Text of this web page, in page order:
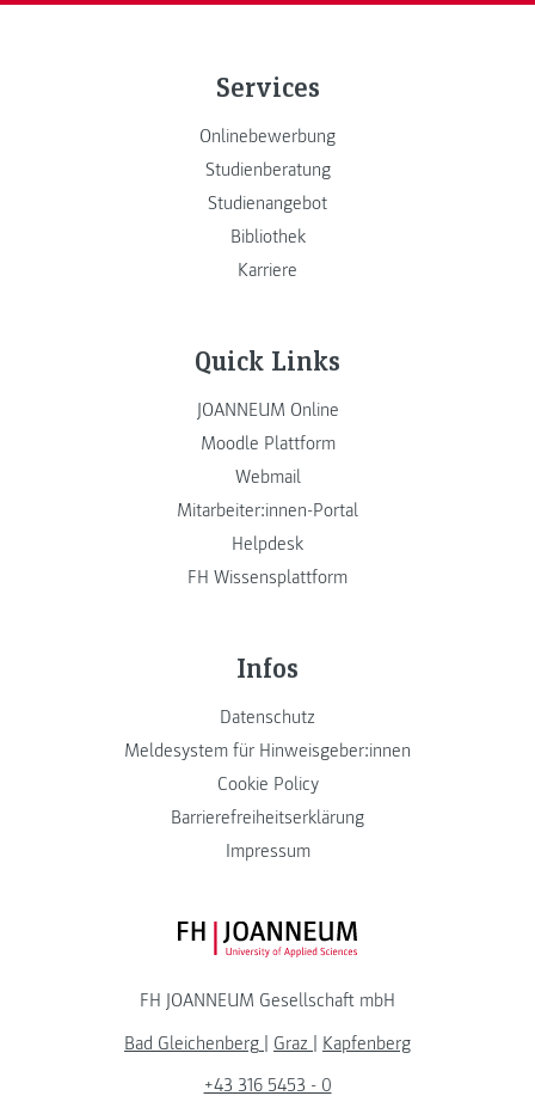
Services
Onlinebewerbung
Studienberatung
Studienangebot
Bibliothek
Karriere
Quick Links
JOANNEUM Online
Moodle Plattform
Webmail
Mitarbeiter:innen-Portal
Helpdesk
FH Wissensplattform
Infos
Datenschutz
Meldesystem für Hinweisgeber:innen
Cookie Policy
Barrierefreiheitserklärung
Impressum
FH JOANNEUM Logo
FH JOANNEUM Gesellschaft mbH
Bad Gleichenberg | Graz | Kapfenberg
+43 316 5453 - 0